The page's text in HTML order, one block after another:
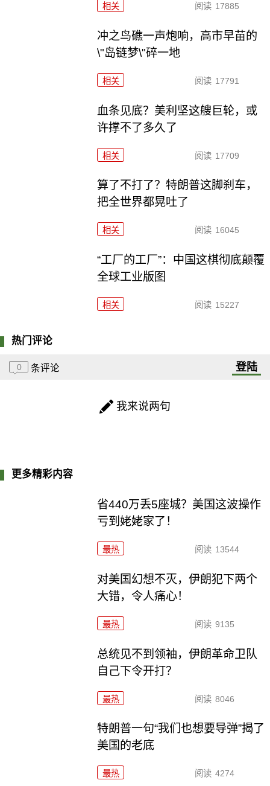
相关 阅读 17885
冲之鸟礁一声炮响，高市早苗的
\"岛链梦\"碎一地
相关 阅读 17791
血条见底？美利坚这艘巨轮，或
许撑不了多久了
相关 阅读 17709
算了不打了？特朗普这脚刹车，
把全世界都晃吐了
相关 阅读 16045
“工厂的工厂”：中国这棋彻底颠覆
全球工业版图
相关 阅读 15227
热门评论
0 条评论 登陆
我来说两句
更多精彩内容
省440万丢5座城？美国这波操作
亏到姥姥家了！
最热 阅读 13544
对美国幻想不灭，伊朗犯下两个
大错，令人痛心！
最热 阅读 9135
总统见不到领袖，伊朗革命卫队
自己下令开打？
最热 阅读 8046
特朗普一句“我们也想要导弹”揭了
美国的老底
最热 阅读 4274